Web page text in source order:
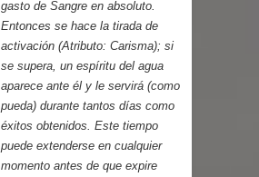
gasto de Sangre en absoluto.
Entonces se hace la tirada de
activación (Atributo: Carisma); si
se supera, un espíritu del agua
aparece ante él y le servirá (como
pueda) durante tantos días como
éxitos obtenidos. Este tiempo
puede extenderse en cualquier
momento antes de que expire